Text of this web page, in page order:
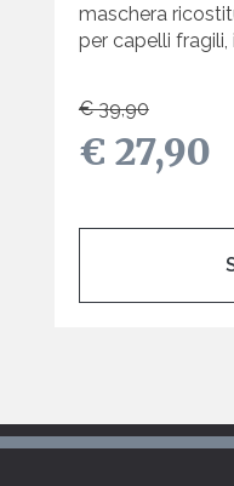
maschera
per capelli fragili,
€ 39,90
€ 27,90